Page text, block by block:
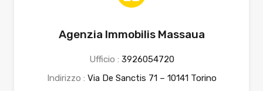
Agenzia Immobilis Massaua
Ufficio : 3926054720
Indirizzo : Via De Sanctis 71 – 10141 Torino